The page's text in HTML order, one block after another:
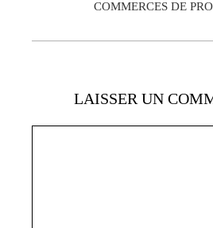
COMMERCES DE
LAISSER UN